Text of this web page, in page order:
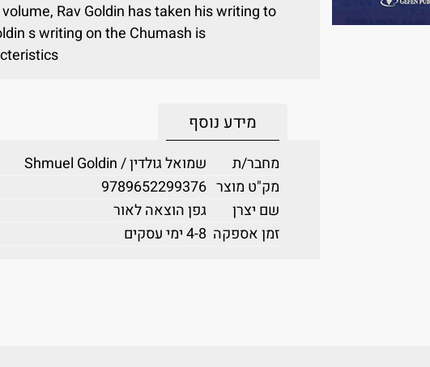
Rav Goldin has taken his writing to
s writing on the Chumash is
מידע נוסף
מחבר/ת
שמואל גולדין / Shmuel Goldin
מק"ט מוצר 9789652299376
שם יצרן
גפן הוצאה לאור
זמן אספקה 4-8 ימי עסקים